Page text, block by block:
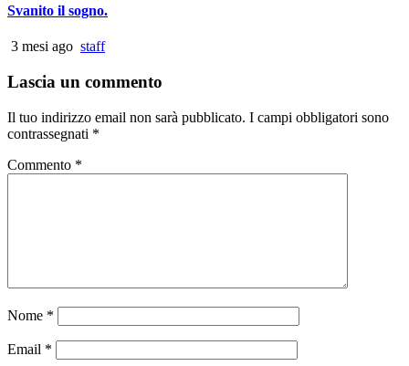
Svanito il sogno.
3 mesi ago staff
Lascia un commento
Il tuo indirizzo email non sarà pubblicato. I campi obbligatori sono
contrassegnati *
Commento *
Nome *
Email *